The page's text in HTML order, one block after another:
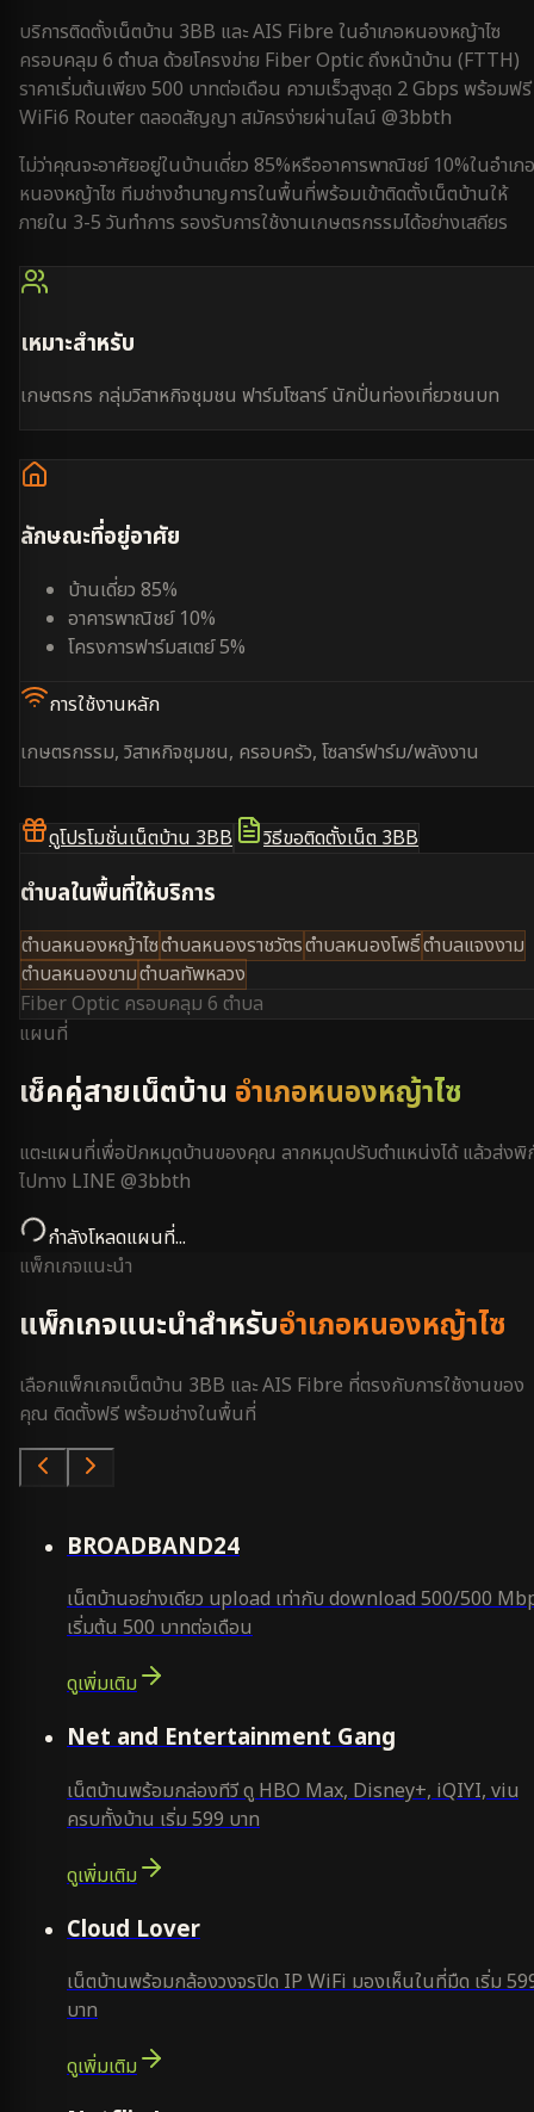
บริการติดตั้งเน็ตบ้าน 3BB และ AIS Fibre ในอำเภอหนองหญ้าไซ
ครอบคลุม 6 ตำบล ด้วยโครงข่าย Fiber Optic ถึงหน้าบ้าน (FTTH)
ราคาเริ่มต้นเพียง 500 บาทต่อเดือน ความเร็วสูงสุด 2 Gbps พร้อมฟรี
WiFi6 Router ตลอดสัญญา สมัครง่ายผ่านไลน์ @3bbth
ไม่ว่าคุณจะอาศัยอยู่ในบ้านเดี่ยว 85%หรืออาคารพาณิชย์ 10%ในอำเภอ
หนองหญ้าไซ ทีมช่างชำนาญการในพื้นที่พร้อมเข้าติดตั้งเน็ตบ้านให้
ภายใน 3-5 วันทำการ รองรับการใช้งานเกษตรกรรมได้อย่างเสถียร
เหมาะสำหรับ
เกษตรกร กลุ่มวิสาหกิจชุมชน ฟาร์มโซลาร์ นักปั่นท่องเที่ยวชนบท
ลักษณะที่อยู่อาศัย
บ้านเดี่ยว 85%
อาคารพาณิชย์ 10%
โครงการฟาร์มสเตย์ 5%
การใช้งานหลัก
เกษตรกรรม, วิสาหกิจชุมชน, ครอบครัว, โซลาร์ฟาร์ม/พลังงาน
ดูโปรโมชั่นเน็ตบ้าน 3BB วิธีขอติดตั้งเน็ต 3BB
ตำบลในพื้นที่ให้บริการ
ตำบลหนองหญ้าไซตำบลหนองราชวัตรตำบลหนองโพธิ์ตำบลแจงงาม
ตำบลหนองขามตำบลทัพหลวง
Fiber Optic ครอบคลุม 6 ตำบล
แผนที่
เช็คคู่สายเน็ตบ้าน อำเภอหนองหญ้าไซ
แตะแผนที่เพื่อปักหมุดบ้านของคุณ ลากหมุดปรับตำแหน่งได้ แล้วส่งพิ
ไปทาง LINE @3bbth
กำลังโหลดแผนที่...
แพ็กเกจแนะนำ
แพ็กเกจแนะนำสำหรับอำเภอหนองหญ้าไซ
เลือกแพ็กเกจเน็ตบ้าน 3BB และ AIS Fibre ที่ตรงกับการใช้งานของ
คุณ ติดตั้งฟรี พร้อมช่างในพื้นที่
BROADBAND24
เน็ตบ้านอย่างเดียว upload เท่ากับ download 500/500
เริ่มต้น 500 บาทต่อเดือน
ดูเพิ่มเติม
Net and Entertainment Gang
เน็ตบ้านพร้อมกล่องทีวี ดู HBO Max, Disney+, iQIYI, viu
ครบทั้งบ้าน เริ่ม 599 บาท
ดูเพิ่มเติม
Cloud Lover
เน็ตบ้านพร้อมกล้องวงจรปิด IP WiFi มองเห็นในที่มืด เริ่ม
บาท
ดูเพิ่มเติม